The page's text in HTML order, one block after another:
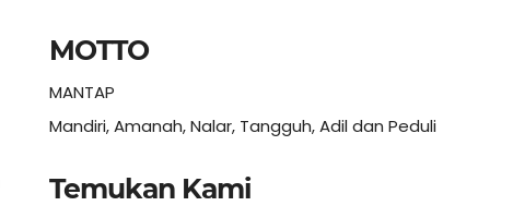
MOTTO
MANTAP
Mandiri, Amanah, Nalar, Tangguh, Adil dan Peduli
Temukan Kami